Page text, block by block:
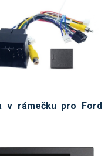
v rámečku pro Ford